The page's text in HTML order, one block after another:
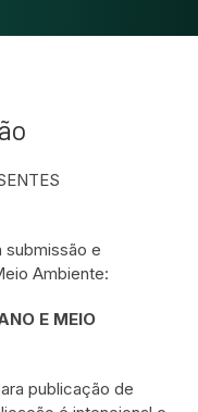
submissão e
Ambiente:
E MEIO
publicação de